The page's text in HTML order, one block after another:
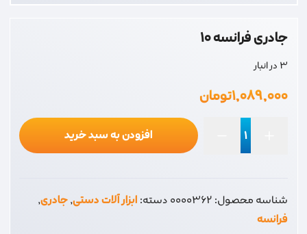
جادری فرانسه 10
3 در انبار
۱,۰۸۹,۰۰۰تومان
عدد
افزودن به سبد خرید
شناسه محصول:0000362دسته:ابزار آلات دستی,جادری,
فرانسه